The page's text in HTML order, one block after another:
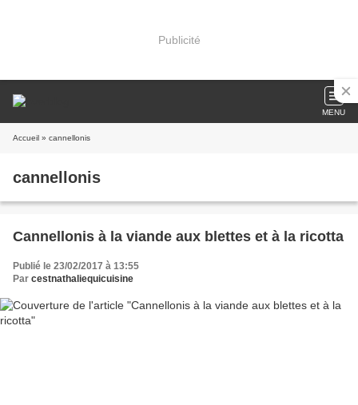
Publicité
MENU
Accueil » cannellonis
cannellonis
Cannellonis à la viande aux blettes et à la ricotta
Publié le 23/02/2017 à 13:55
Par cestnathaliequicuisine